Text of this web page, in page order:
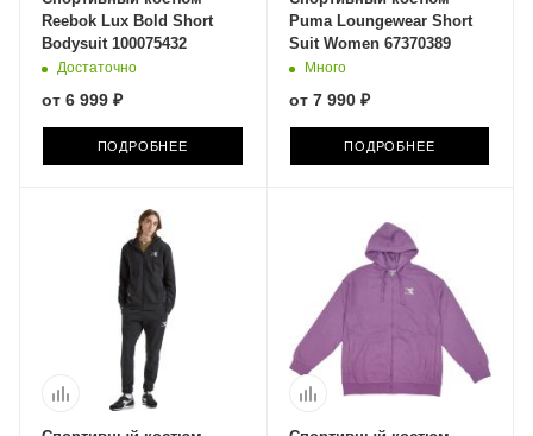
Reebok Lux Bold Short
Bodysuit 100075432
Достаточно
от 6 999 ₽
ПОДРОБНЕЕ
Puma Loungewear Short
Suit Women 67370389
Много
от 7 990 ₽
ПОДРОБНЕЕ